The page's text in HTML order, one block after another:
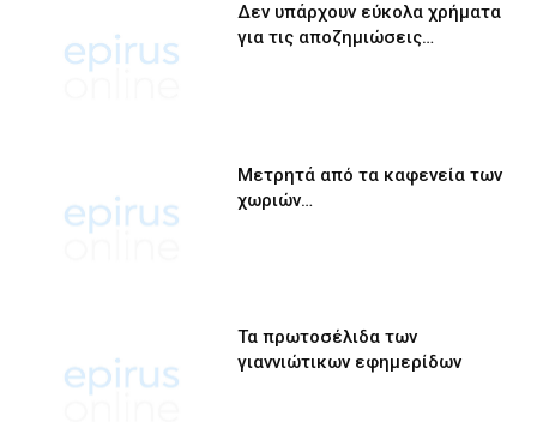
Δεν υπάρχουν εύκολα χρήματα
για τις αποζημιώσεις…
Μετρητά από τα καφενεία των
χωριών…
Τα πρωτοσέλιδα των
γιαννιώτικων εφημερίδων